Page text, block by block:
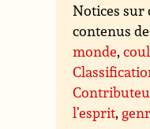
Notices sur
contenus
monde,
l’esprit,